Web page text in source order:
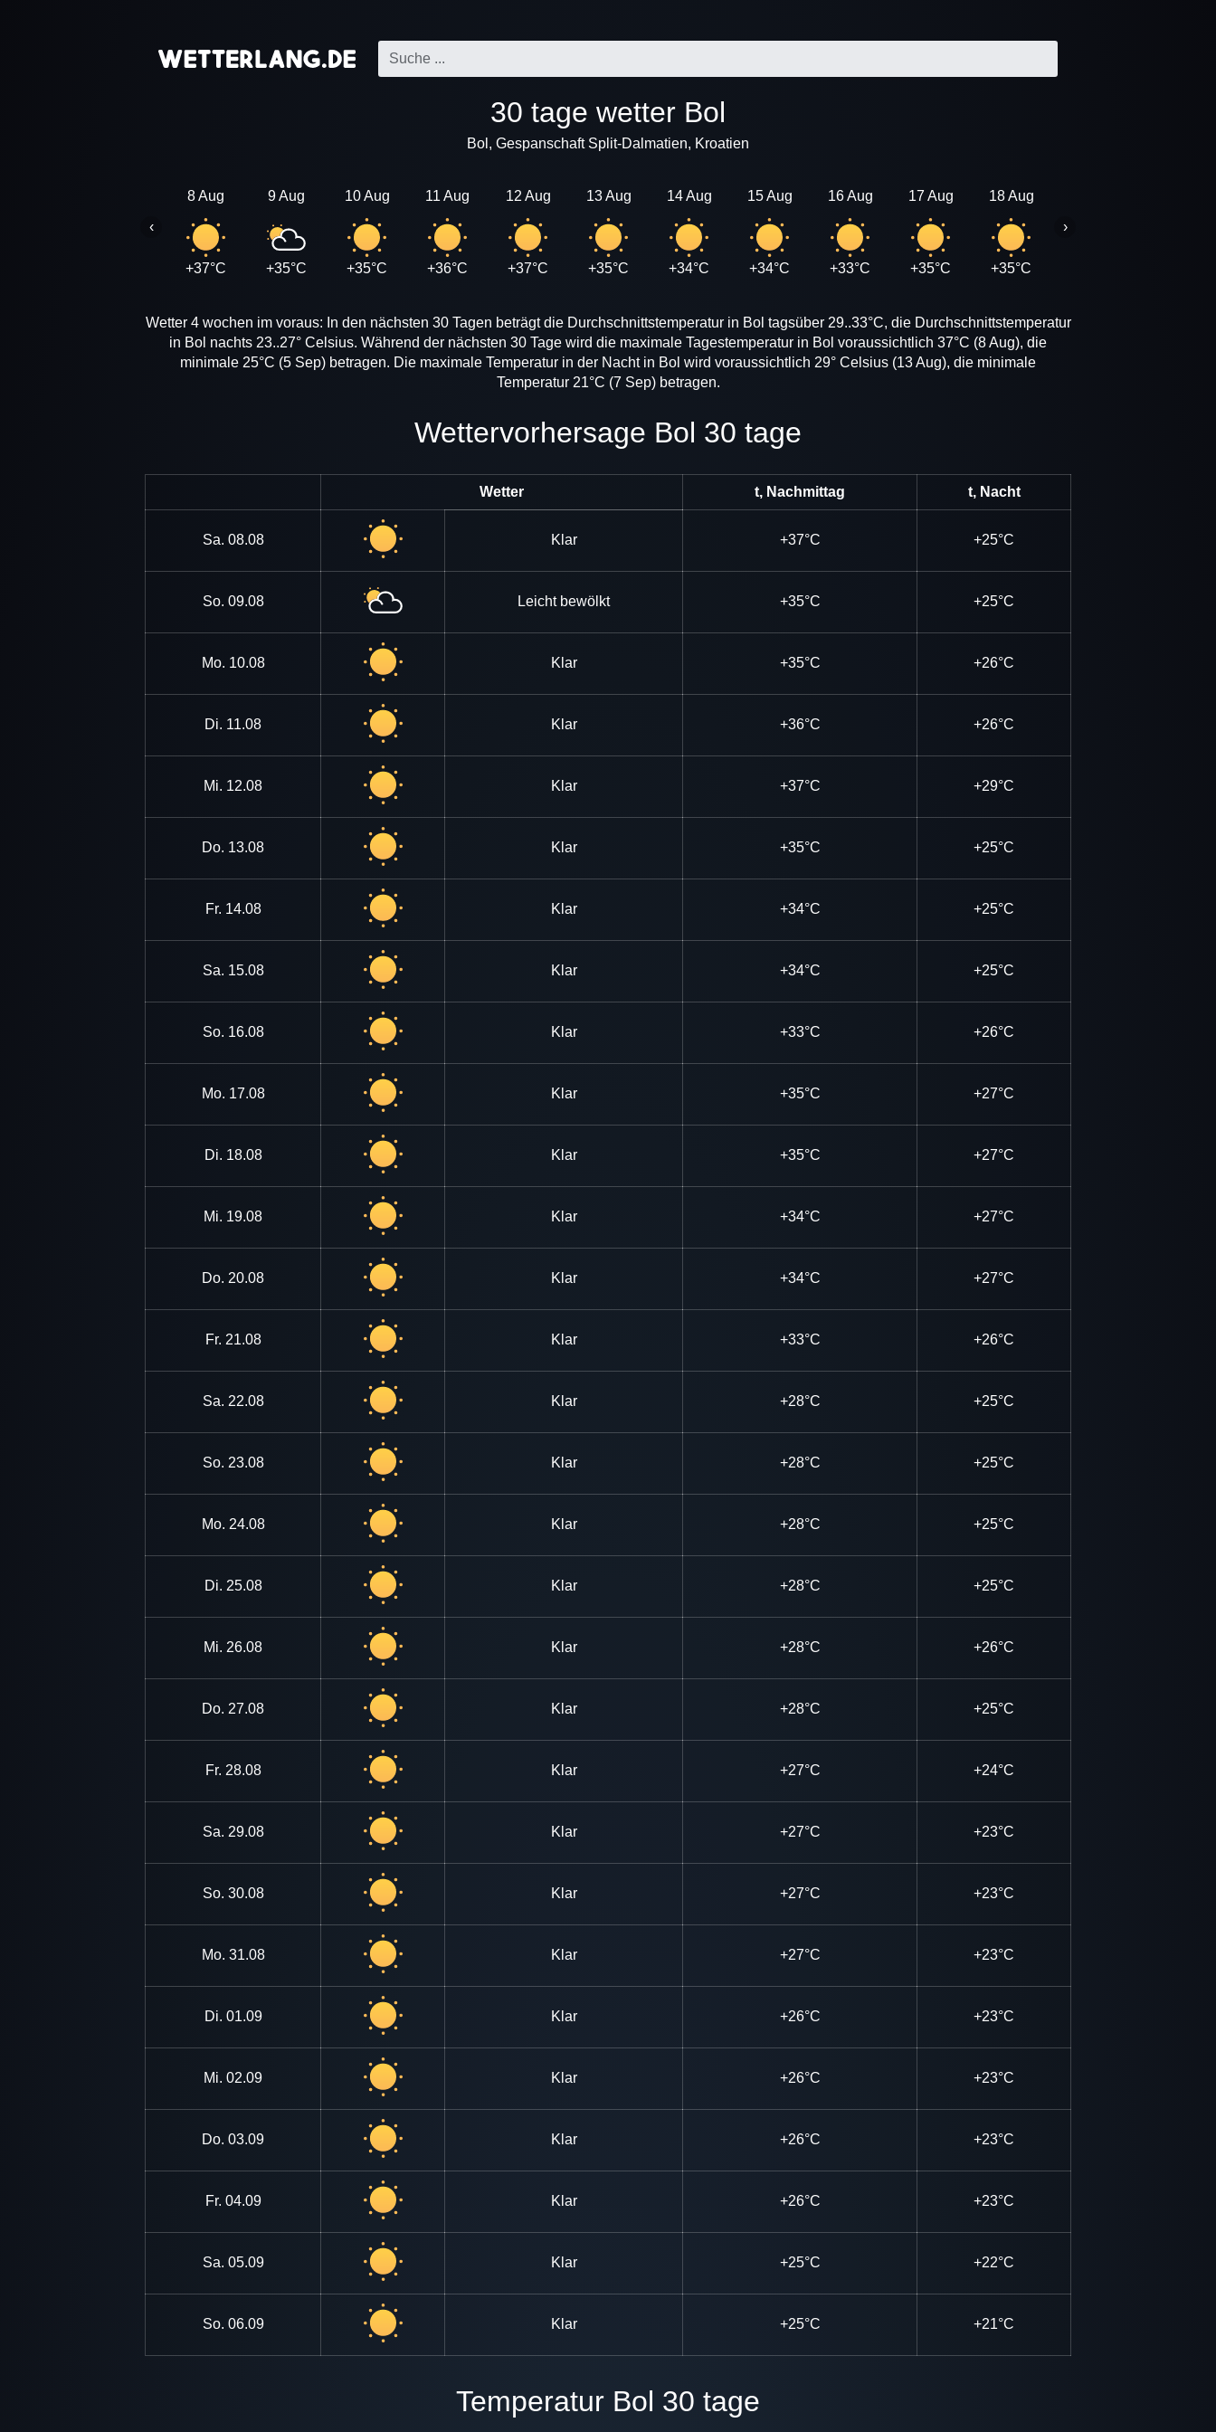
30 tage wetter Bol
Bol, Gespanschaft Split-Dalmatien, Kroatien
8 Aug
+37°C
9 Aug
+35°C
10 Aug
+35°C
11 Aug
+36°C
12 Aug
+37°C
13 Aug
+35°C
14 Aug
+34°C
15 Aug
+34°C
16 Aug
+33°C
17 Aug
+35°C
18 Aug
+35°C
‹ ›
Wetter 4 wochen im voraus: In den nächsten 30 Tagen beträgt die Durchschnittstemperatur in Bol tagsüber 29..33°C, die Durchschnittstemperatur
in Bol nachts 23..27° Celsius. Während der nächsten 30 Tage wird die maximale Tagestemperatur in Bol voraussichtlich 37°C (8 Aug), die
minimale 25°C (5 Sep) betragen. Die maximale Temperatur in der Nacht in Bol wird voraussichtlich 29° Celsius (13 Aug), die minimale
Temperatur 21°C (7 Sep) betragen.
Wettervorhersage Bol 30 tage
Wetter t, Nachmittag t, Nacht
Sa. 08.08 Klar +37°C +25°C
So. 09.08 Leicht bewölkt +35°C +25°C
Mo. 10.08 Klar +35°C +26°C
Di. 11.08 Klar +36°C +26°C
Mi. 12.08 Klar +37°C +29°C
Do. 13.08 Klar +35°C +25°C
Fr. 14.08 Klar +34°C +25°C
Sa. 15.08 Klar +34°C +25°C
So. 16.08 Klar +33°C +26°C
Mo. 17.08 Klar +35°C +27°C
Di. 18.08 Klar +35°C +27°C
Mi. 19.08 Klar +34°C +27°C
Do. 20.08 Klar +34°C +27°C
Fr. 21.08 Klar +33°C +26°C
Sa. 22.08 Klar +28°C +25°C
So. 23.08 Klar +28°C +25°C
Mo. 24.08 Klar +28°C +25°C
Di. 25.08 Klar +28°C +25°C
Mi. 26.08 Klar +28°C +26°C
Do. 27.08 Klar +28°C +25°C
Fr. 28.08 Klar +27°C +24°C
Sa. 29.08 Klar +27°C +23°C
So. 30.08 Klar +27°C +23°C
Mo. 31.08 Klar +27°C +23°C
Di. 01.09 Klar +26°C +23°C
Mi. 02.09 Klar +26°C +23°C
Do. 03.09 Klar +26°C +23°C
Fr. 04.09 Klar +26°C +23°C
Sa. 05.09 Klar +25°C +22°C
So. 06.09 Klar +25°C +21°C
Temperatur Bol 30 tage